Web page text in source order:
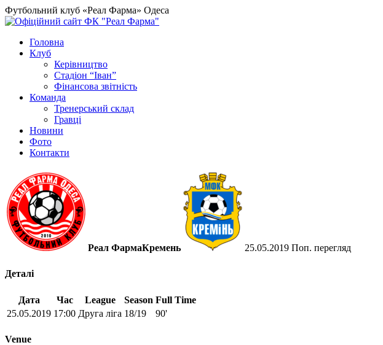
Футбольний клуб «Реал Фарма» Одеса
Головна
Клуб
Керівництво
Стадіон “Іван”
Фінансова звітність
Команда
Тренерський склад
Гравці
Новини
Фото
Контакти
Реал ФармаКремень 25.05.2019 Поп. перегляд
Деталі
Дата Час League Season Full Time
25.05.2019 17:00 Друга ліга 18/19 90'
Venue